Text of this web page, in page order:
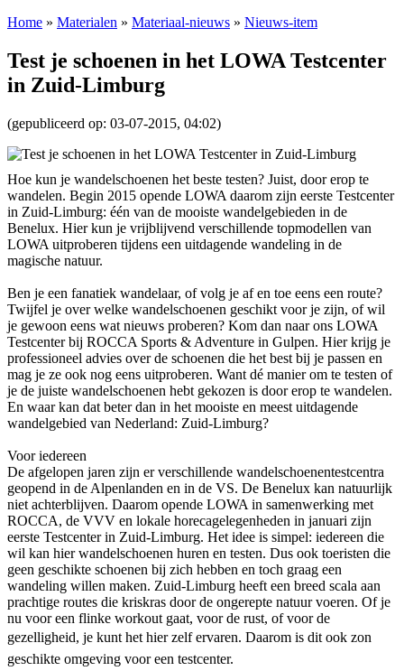
Home » Materialen » Materiaal-nieuws » Nieuws-item
Test je schoenen in het LOWA Testcenter
in Zuid-Limburg
(gepubliceerd op: 03-07-2015, 04:02)
Hoe kun je wandelschoenen het beste testen? Juist, door erop te
wandelen. Begin 2015 opende LOWA daarom zijn eerste Testcenter
in Zuid-Limburg: één van de mooiste wandelgebieden in de
Benelux. Hier kun je vrijblijvend verschillende topmodellen van
LOWA uitproberen tijdens een uitdagende wandeling in de
magische natuur.
Ben je een fanatiek wandelaar, of volg je af en toe eens een route?
Twijfel je over welke wandelschoenen geschikt voor je zijn, of wil
je gewoon eens wat nieuws proberen? Kom dan naar ons LOWA
Testcenter bij ROCCA Sports & Adventure in Gulpen. Hier krijg je
professioneel advies over de schoenen die het best bij je passen en
mag je ze ook nog eens uitproberen. Want dé manier om te testen of
je de juiste wandelschoenen hebt gekozen is door erop te wandelen.
En waar kan dat beter dan in het mooiste en meest uitdagende
wandelgebied van Nederland: Zuid-Limburg?
Voor iedereen
De afgelopen jaren zijn er verschillende wandelschoenentestcentra
geopend in de Alpenlanden en in de VS. De Benelux kan natuurlijk
niet achterblijven. Daarom opende LOWA in samenwerking met
ROCCA, de VVV en lokale horecagelegenheden in januari zijn
eerste Testcenter in Zuid-Limburg. Het idee is simpel: iedereen die
wil kan hier wandelschoenen huren en testen. Dus ook toeristen die
geen geschikte schoenen bij zich hebben en toch graag een
wandeling willen maken. Zuid-Limburg heeft een breed scala aan
prachtige routes die kriskras door de ongerepte natuur voeren. Of je
nu voor een flinke workout gaat, voor de rust, of voor de
gezelligheid, je kunt het hier zelf ervaren. Daarom is dit ook zon
geschikte omgeving voor een testcenter.